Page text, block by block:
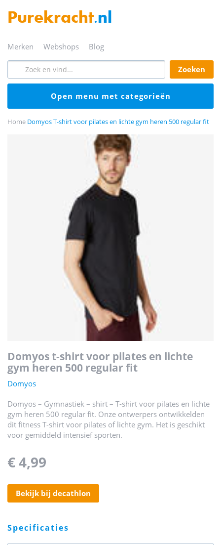
Purekracht.nl
merken webshops blog
zoeken
open menu met categorieën
Home Domyos T-shirt voor pilates en lichte gym heren 500 regular fit
domyos t-shirt voor pilates en lichte
gym heren 500 regular fit
Domyos
Domyos – Gymnastiek – shirt – T-shirt voor pilates en lichte
gym heren 500 regular fit. Onze ontwerpers ontwikkelden
dit fitness T-shirt voor pilates of lichte gym. Het is geschikt
voor gemiddeld intensief sporten.
€ 4,99
bekijk bij decathlon
specificaties